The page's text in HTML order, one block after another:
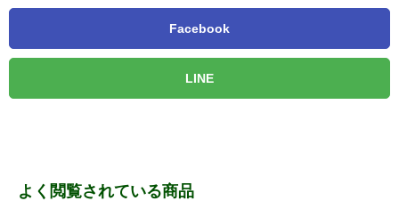
Facebook
LINE
よく閲覧されている商品